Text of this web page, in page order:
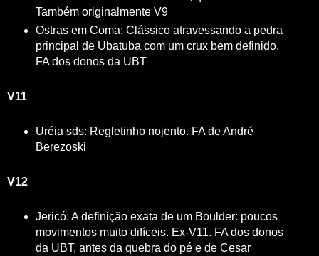
Também originalmente V9
Ostras em Coma: Clássico atravessando a pedra
principal de Ubatuba com um crux bem definido.
FA dos donos da UBT
V11
Uréia sds: Regletinho nojento. FA de André
Berezoski
V12
Jericó: A definição exata de um Boulder: poucos
movimentos muito difíceis. Ex-V11. FA dos donos
da UBT, antes da quebra do pé e de Cesar